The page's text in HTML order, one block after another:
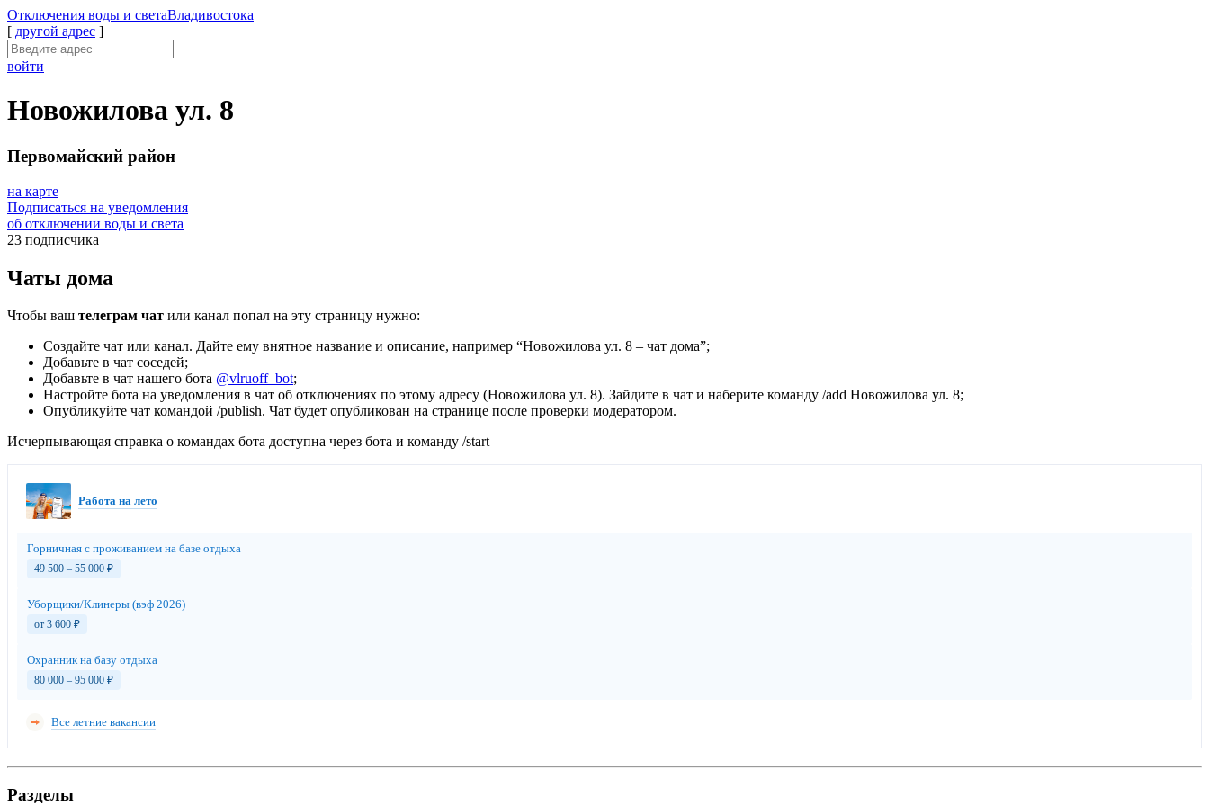
Отключения воды и светаВладивостока
[ другой адрес ]
войти
Новожилова ул. 8
Первомайский район
на карте
Подписаться на уведомления
об отключении воды и света
23 подписчика
Чаты дома
Чтобы ваш телеграм чат или канал попал на эту страницу нужно:
Создайте чат или канал. Дайте ему внятное название и описание, например “Новожилова ул. 8 – чат дома”;
Добавьте в чат соседей;
Добавьте в чат нашего бота @vlruoff_bot;
Настройте бота на уведомления в чат об отключениях по этому адресу (Новожилова ул. 8). Зайдите в чат и наберите команду /add Новожилова ул. 8;
Опубликуйте чат командой /publish. Чат будет опубликован на странице после проверки модератором.
Исчерпывающая справка о командах бота доступна через бота и команду /start
Работа на лето
Горничная с проживанием на базе отдыха
49 500 – 55 000 ₽
Уборщики/Клинеры (вэф 2026)
от 3 600 ₽
Охранник на базу отдыха
80 000 – 95 000 ₽
Все летние вакансии
Разделы